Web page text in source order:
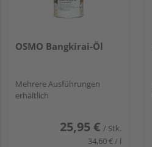
OSMO Bangkirai-Öl
Mehrere Ausführungen
erhältlich
25,95 € / Stk.
34,60 € / l